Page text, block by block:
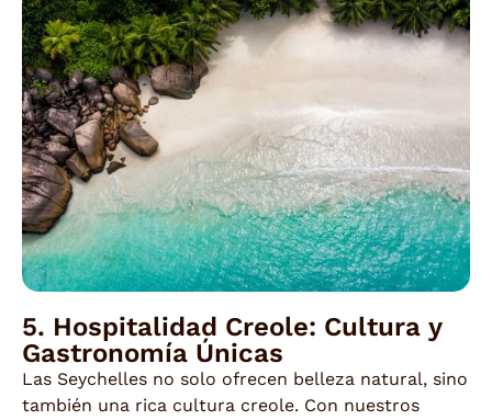
5. Hospitalidad Creole: Cultura y
Gastronomía Únicas
Las Seychelles no solo ofrecen belleza natural, sino
también una rica cultura creole. Con nuestros